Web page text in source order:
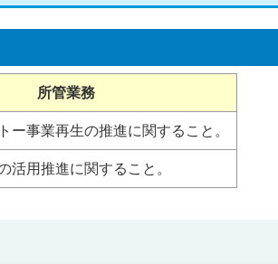
所管業務
ー事業再生の推進に関すること。
活用推進に関すること。